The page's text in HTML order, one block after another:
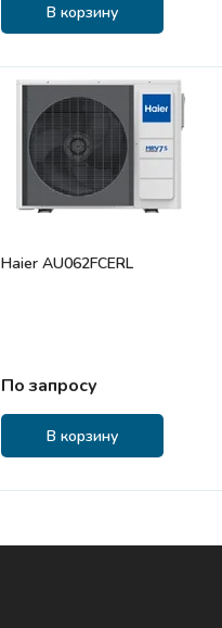
В корзину
Haier AU062FCERL
По запросу
В корзину